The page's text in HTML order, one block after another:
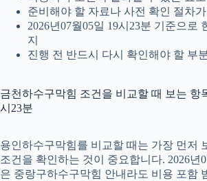
준비해야 할 자료나 사전 확인 절차가
2026년07월05일 19시23분 기준으로
지
진행 전 반드시 다시 확인해야 할 부
금천하수구막힘 조건을 비교할 때 보는 항
시23분
용인하수구막힘를 비교할 때는 가장 먼저
조건을 확인하는 것이 중요합니다. 2026년
은 중랑구하수구막힘 안내라도 비용 포함